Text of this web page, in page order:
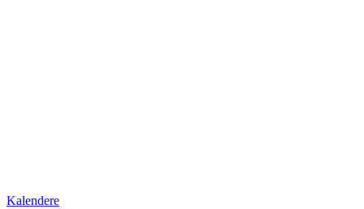
Kalendere